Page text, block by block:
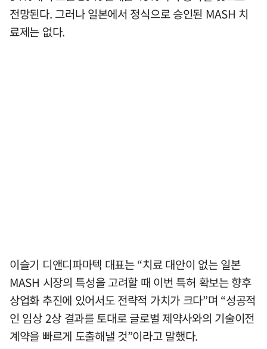
전망된다. 그러나 일본에서 정식으로 승인된 MASH 치
료제는 없다.
이슬기 디앤디파마텍 대표는 “치료 대안이 없는 일본
MASH 시장의 특성을 고려할 때 이번 특허 확보는 향후
상업화 추진에 있어서도 전략적 가치가 크다”며 “성공적
인 임상 2상 결과를 토대로 글로벌 제약사와의 기술이전
계약을 빠르게 도출해낼 것”이라고 말했다.